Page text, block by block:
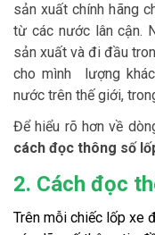
sản xuất chính hãng
từ các nước lân cận.
sản xuất và đi đầu
cho mình lượng
nước trên thế giới,
Để hiểu rõ hơn về
cách đọc thông số
2. Cách đọc
Trên mỗi chiếc lốp xe